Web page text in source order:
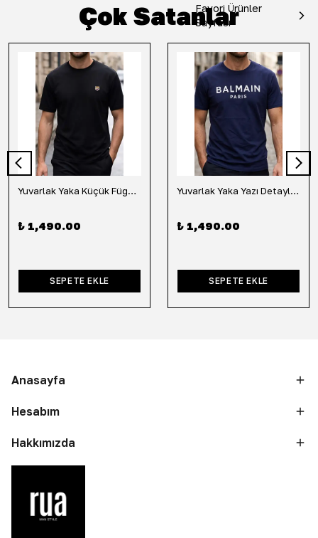
Çok Satanlar
Favori Ürünler
Sayfası
Yuvarlak Yaka Küçük Fügür Detaylı Tişört-Siyah
₺ 1,490.00
SEPETE EKLE
Yuvarlak Yaka Yazı Detaylı Tişört-Lacivert
₺ 1,490.00
SEPETE EKLE
Anasayfa
Hesabım
Hakkımızda